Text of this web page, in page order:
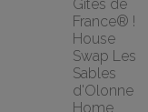
Gîtes de
France® !
House
Swap Les
Sables
d'Olonne
Home